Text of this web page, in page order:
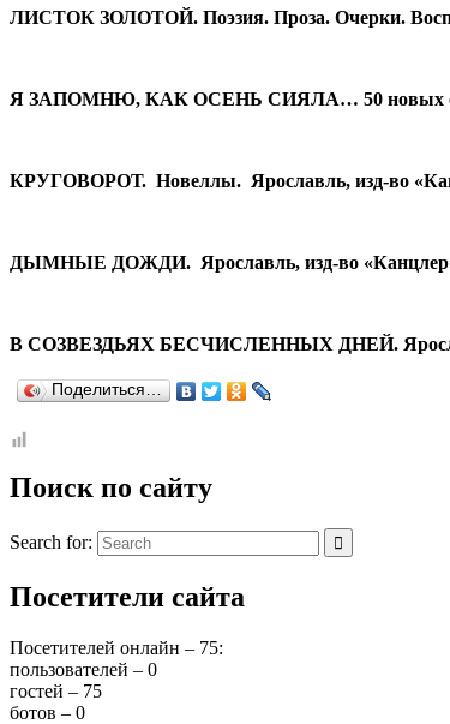
ЛИСТОК ЗОЛОТОЙ. Поэзия. Проза. Очерки.
Я ЗАПОМНЮ, КАК ОСЕНЬ СИЯЛА… 50 новых
КРУГОВОРОТ. Новеллы. Ярославль, изд-во
ДЫМНЫЕ ДОЖДИ. Ярославль, изд-во
В СОЗВЕЗДЬЯХ БЕСЧИСЛЕННЫХ ДНЕЙ.
Поделиться…
Поиск по сайту
Search for:
Посетители сайта
Посетителей онлайн – 75:
пользователей – 0
гостей – 75
ботов – 0